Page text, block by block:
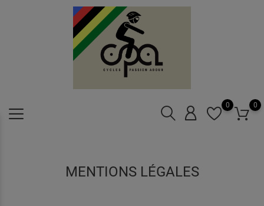
0
0
MENTIONS LÉGALES